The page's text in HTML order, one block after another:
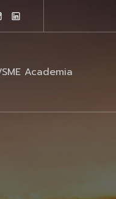
Academia